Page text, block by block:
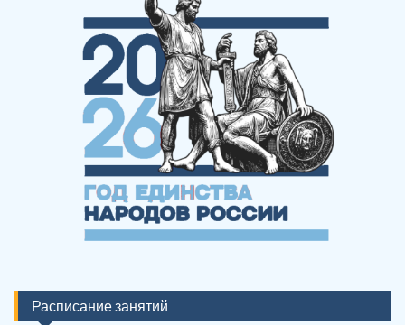
Расписание занятий